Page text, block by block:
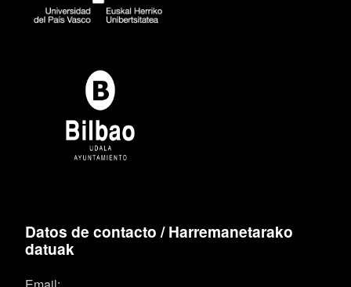
Datos de contacto / Harremanetarako
datuak